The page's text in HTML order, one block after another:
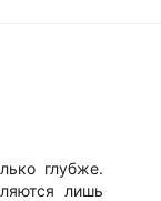
глубже.
лишь